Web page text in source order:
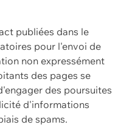
publiées dans le
pour l'envoi de
non expressément
des pages se
des poursuites
d'informations
de spams.